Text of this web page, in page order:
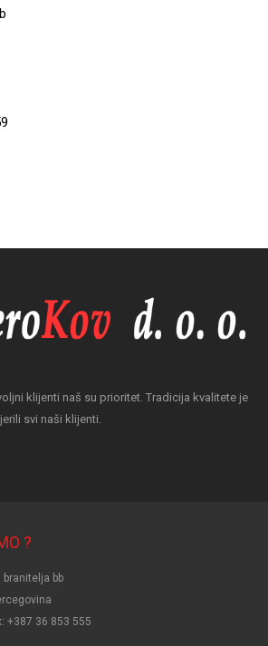
klijenti naš su prioritet. Tradicija kvalitete je
svi naši klijenti.
?
branitelja bb
+387 36 853 555